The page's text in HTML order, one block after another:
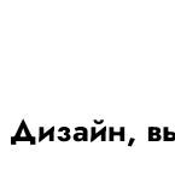
Дизайн,